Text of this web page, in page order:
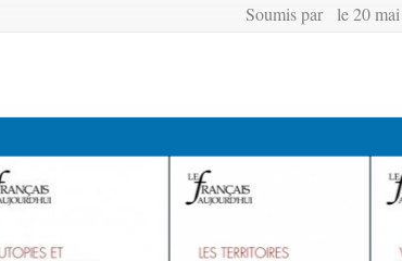
Soumis par le 20